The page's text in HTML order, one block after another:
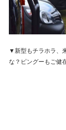
▼新型もチラホラ、
な？ピングーもご健